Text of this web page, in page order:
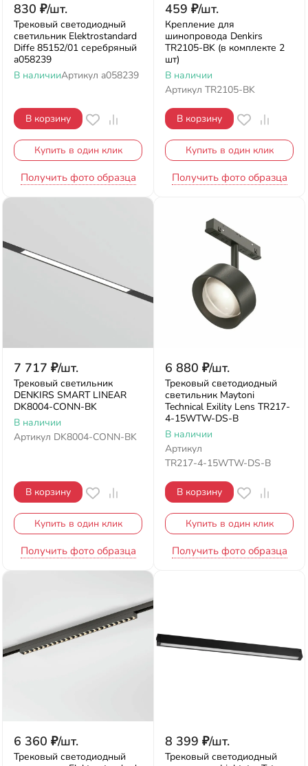
830 ₽/шт.
Трековый светодиодный
светильник Elektrostandard
Diffe 85152/01 серебряный
a058239
В наличииАртикул a058239
В корзину
Купить в один клик
Получить фото образца
459 ₽/шт.
Крепление для
шинопровода Denkirs
TR2105-BK (в комплекте 2
шт)
В наличии
Артикул TR2105-BK
В корзину
Купить в один клик
Получить фото образца
7 717 ₽/шт.
Трековый светильник
DENKIRS SMART LINEAR
DK8004-CONN-BK
В наличии
Артикул DK8004-CONN-BK
В корзину
Купить в один клик
Получить фото образца
6 880 ₽/шт.
Трековый светодиодный
светильник Maytoni
Technical Exility Lens TR217-
4-15WTW-DS-B
В наличии
Артикул
TR217-4-15WTW-DS-B
В корзину
Купить в один клик
Получить фото образца
6 360 ₽/шт.
Трековый светодиодный
8 399 ₽/шт.
Трековый светодиодный